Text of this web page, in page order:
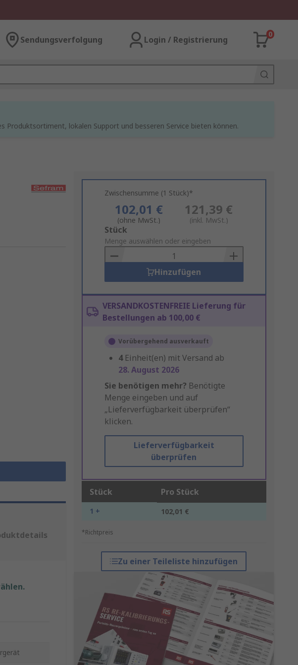
Sendungsverfolgung Login / Registrierung
0
Produktsortiment, lokalen Support und besseren Service bieten können.
Zwischensumme (1 Stück)*
102,01 €
(ohne MwSt.)
121,39 €
(inkl. MwSt.)
Add
to
Basket
Stück
Menge auswählen oder eingeben
Hinzufügen
VERSANDKOSTENFREIE Lieferung für
Bestellungen ab 100,00 €
Vorübergehend ausverkauft
4 Einheit(en) mit Versand ab
28. August 2026
Sie benötigen mehr? Benötigte
Menge eingeben und auf
„Lieferverfügbarkeit überprüfen“
klicken.
Lieferverfügbarkeit
überprüfen
Stück Pro Stück
1 + 102,01 €
*Richtpreis
Zu einer Teileliste hinzufügen